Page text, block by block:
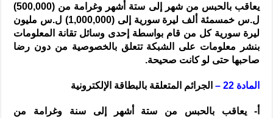
يعاقب بالحبس من شهر إلى ستة أشهر وغرامة من (500,000)
ل.س خمسمئة ألف ليرة سورية إلى (1,000,000) ل.س مليون
ليرة سورية كل من قام بواسطة إحدى وسائل تقانة المعلومات
بنشر معلومات على الشبكة تتعلق بالخصوصية من دون رضا
صاحبها حتى لو كانت صحيحة.
المادة 22 – الجرائم المتعلقة بالبطاقة الإلكترونية
أ- يعاقب بالحبس من ستة أشهر إلى سنة وغرامة من